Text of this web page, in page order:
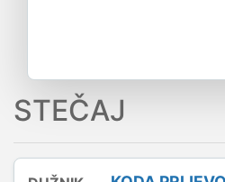
STEČAJ